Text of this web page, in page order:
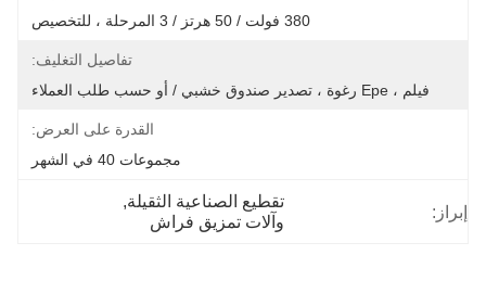
380 فولت / 50 هرتز / 3 المرحلة ، للتخصيص
تفاصيل التغليف:
فيلم ، Epe رغوة ، تصدير صندوق خشبي / أو حسب طلب العملاء
القدرة على العرض:
مجموعات 40 في الشهر
إبراز:
تقطيع الصناعية الثقيلة,
وآلات تمزيق فراش